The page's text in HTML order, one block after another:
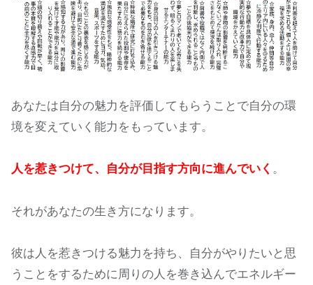
あなたは自分の魅力を評価してもらうことで自分の環
境を変えていく能力をもっています。
人を惹きつけて、自分が目指す方向に進んでいく 。
それがあなたの生き方になります。
彼は人を惹きつける魅力を持ち、自分がやりたいと思
うことをするために周りの人を巻き込んでエネルギー